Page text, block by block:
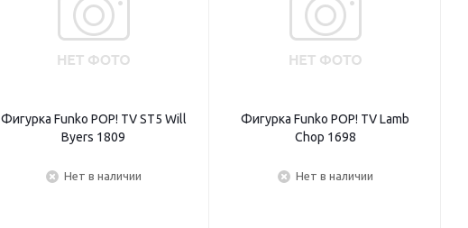
Фигурка Funko POP! TV ST5 Will
Byers 1809
Нет в наличии
Фигурка Funko POP! TV Lamb
Chop 1698
Нет в наличии